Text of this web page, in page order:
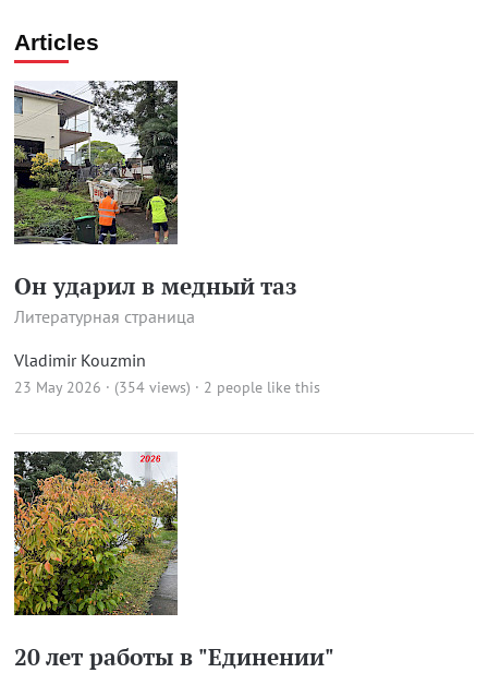
Articles
Он ударил в медный таз
Литературная страница
Vladimir Kouzmin
23 May 2026 · (354 views) · 2 people like this
20 лет работы в "Единении"